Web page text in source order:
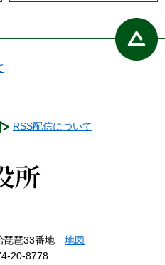
RSS配信について
琵琶33番地 地図
20-8778